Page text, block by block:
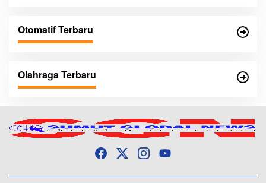
Otomatif Terbaru
Olahraga Terbaru